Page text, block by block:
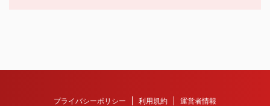
プライバシーポリシー 利用規約 運営者情報